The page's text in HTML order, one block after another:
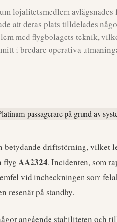
lojalitetsmedlem
att deras plats tilldelades
med flygbolagets teknik,
i bredare operativa
betydande driftstörning, vilket
flyg AA2324. Incidenten, som
vid incheckningen som
resenär på standby.
angående stabiliteten och